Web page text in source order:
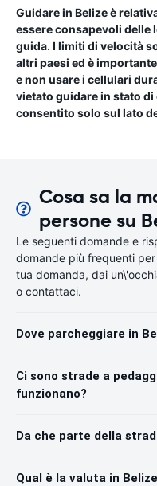
Guidare in Belize è
essere consapevoli delle
guida. I limiti di velocità
altri paesi ed è
e non usare i cellulari
vietato guidare in stato
consentito solo sul lato
Cosa sa la
persone su
Le seguenti domande e
domande più frequenti
tua domanda, dai
o contattaci.
Dove parcheggiare in
Ci sono strade a
funzionano?
Da che parte della
Qual è la valuta in